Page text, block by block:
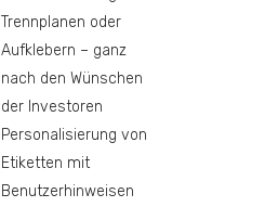
Trennplanen oder
Aufklebern – ganz
nach den Wünschen
der Investoren
Personalisierung von
Etiketten mit
Benutzerhinweisen